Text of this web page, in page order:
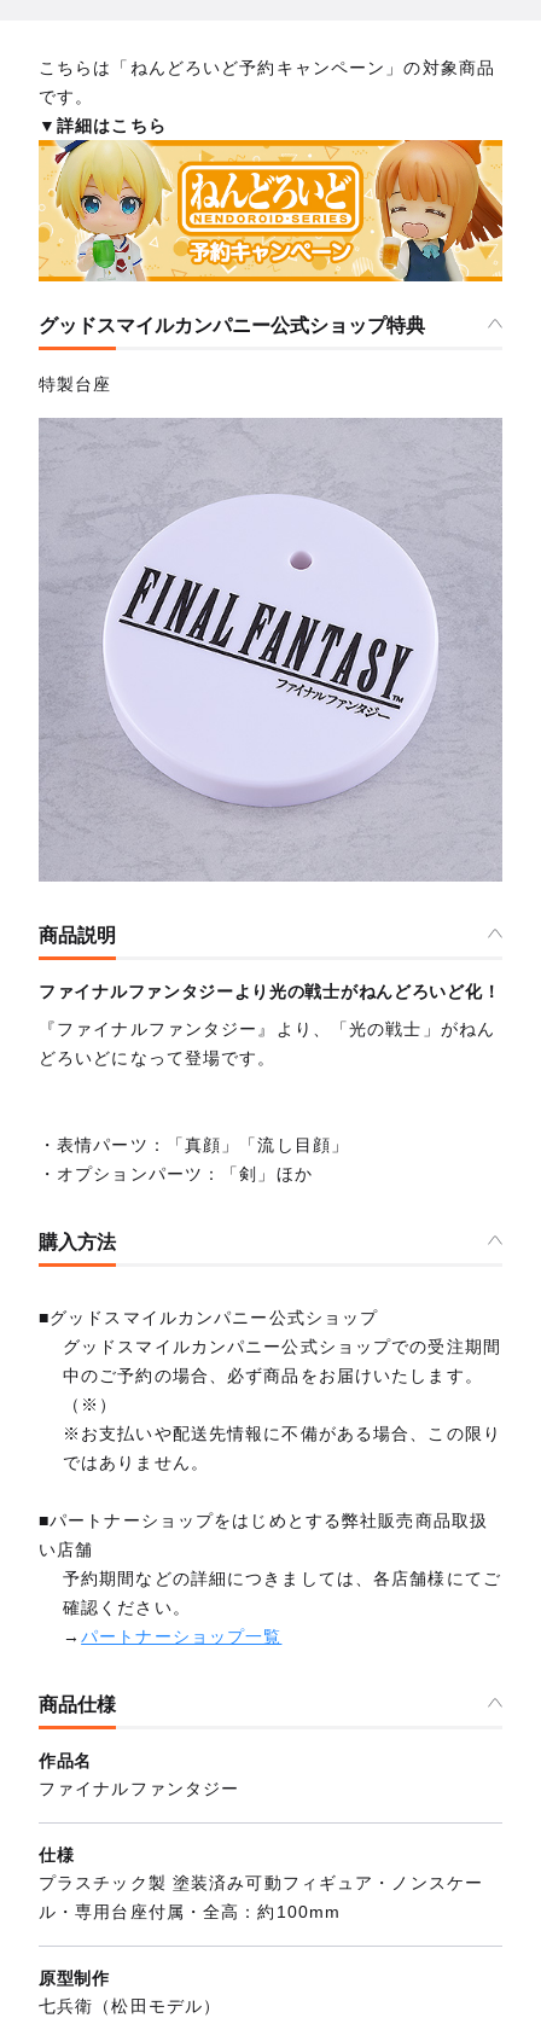
こちらは「ねんどろいど予約キャンペーン」の対象商品
です。
▼詳細はこちら
グッドスマイルカンパニー公式ショップ特典
特製台座
商品説明
ファイナルファンタジーより光の戦士がねんどろいど化！
『ファイナルファンタジー』より、「光の戦士」がねん
どろいどになって登場です。
・表情パーツ：「真顔」「流し目顔」
・オプションパーツ：「剣」ほか
購入方法
■グッドスマイルカンパニー公式ショップ
グッドスマイルカンパニー公式ショップでの受注期間
中のご予約の場合、必ず商品をお届けいたします。
（※）
※お支払いや配送先情報に不備がある場合、この限り
ではありません。
■パートナーショップをはじめとする弊社販売商品取扱
い店舗
予約期間などの詳細につきましては、各店舗様にてご
確認ください。
→パートナーショップ一覧
商品仕様
作品名
ファイナルファンタジー
仕様
プラスチック製 塗装済み可動フィギュア・ノンスケー
ル・専用台座付属・全高：約100mm
原型制作
七兵衛（松田モデル）